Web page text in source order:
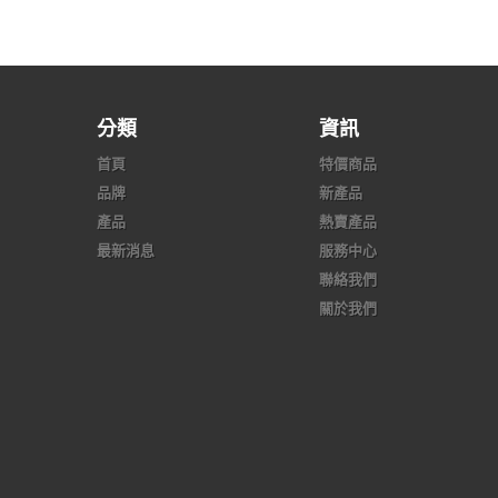
分類
首頁
品牌
產品
最新消息
資訊
特價商品
新產品
熱賣產品
服務中心
聯絡我們
關於我們